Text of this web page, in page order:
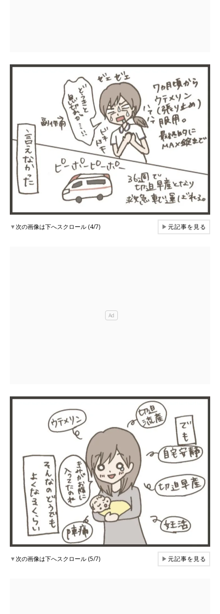
▼次の画像は下へスクロール (4/7) ▶元記事を見る
▼次の画像は下へスクロール (5/7) ▶元記事を見る